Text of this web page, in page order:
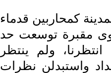
كمحاربين قدماء
مقبرة توسعت حد
ولم ينتظر
واستبدلن نظرات